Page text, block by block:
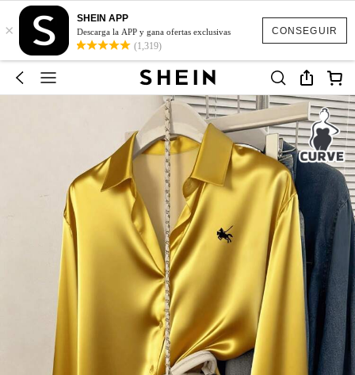
CONSEGUIR
×
SHEIN APP
Descarga la APP y gana ofertas exclusivas
(1,319)